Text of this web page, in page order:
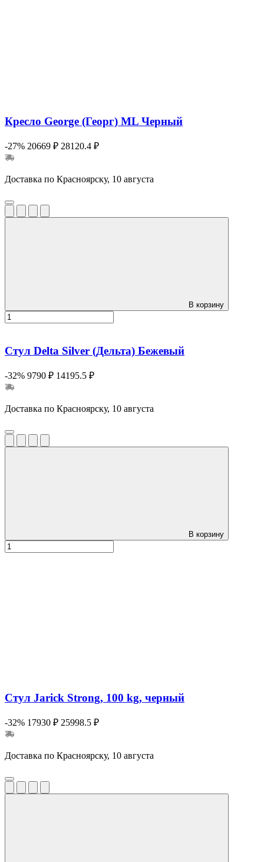
Кресло George (Георг) ML Черный
-27% 20669 ₽ 28120.4 ₽
Доставка по Красноярску, 10 августа
В корзину
Стул Delta Silver (Дельта) Бежевый
-32% 9790 ₽ 14195.5 ₽
Доставка по Красноярску, 10 августа
В корзину
Стул Jarick Strong, 100 kg, черный
-32% 17930 ₽ 25998.5 ₽
Доставка по Красноярску, 10 августа